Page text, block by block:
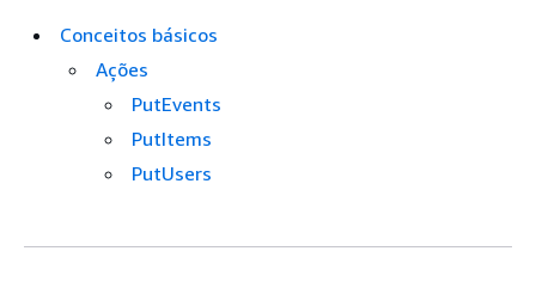
Conceitos básicos
Ações
PutEvents
PutItems
PutUsers